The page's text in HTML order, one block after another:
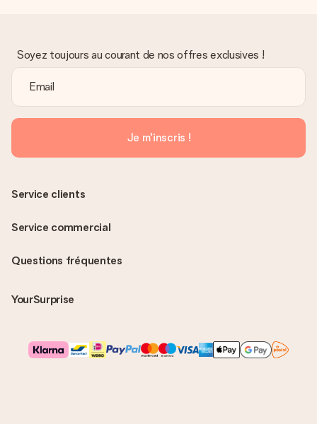
Soyez toujours au courant de nos offres exclusives !
Je m'inscris !
Questions fréquentes
YourSurprise
Service clients
Service commercial